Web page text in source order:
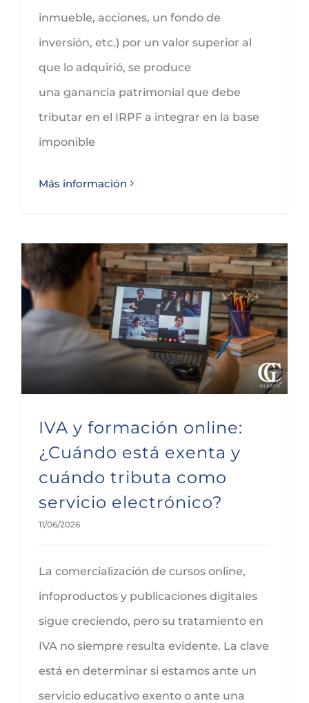
inmueble, acciones, un fondo de
inversión, etc.) por un valor superior al
que lo adquirió, se produce
una ganancia patrimonial que debe
tributar en el IRPF a integrar en la base
imponible
Más información
IVA y formación online:
¿Cuándo está exenta y
cuándo tributa como
servicio electrónico?
11/06/2026
La comercialización de cursos online,
infoproductos y publicaciones digitales
sigue creciendo, pero su tratamiento en
IVA no siempre resulta evidente. La clave
está en determinar si estamos ante un
servicio educativo exento o ante una